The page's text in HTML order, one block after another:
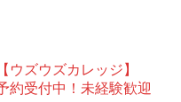
ズウズカレッジ】
約受付中！未経験歓迎